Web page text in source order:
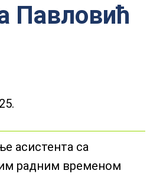
Павловић
асистента са
радним временом